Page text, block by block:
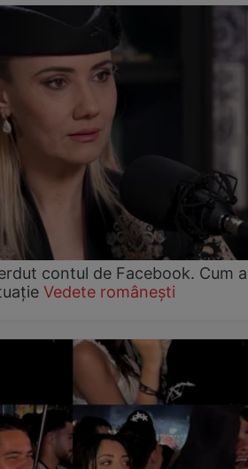
contul de Facebook. Cum a
Vedete românești